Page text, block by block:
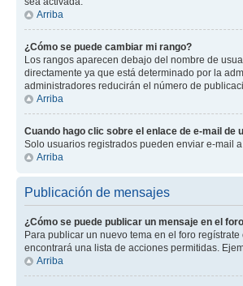
Arriba
¿Cómo se puede cambiar mi rango?
Los rangos aparecen debajo del nombre de
directamente ya que está determinado por la
administradores reducirán el número de
Arriba
Cuando hago clic sobre el enlace de e-mail de
Solo usuarios registrados pueden enviar e-mail
Arriba
Publicación de mensajes
¿Cómo se puede publicar un mensaje en el
Para publicar un nuevo tema en el foro
encontrará una lista de acciones permitidas.
Arriba